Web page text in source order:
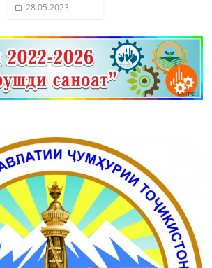
28.05.2023